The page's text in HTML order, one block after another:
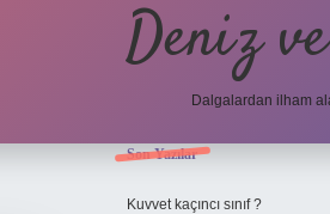
Deniz
Dalgalardan ilham
Sidebar
Son Yazılar
Kuvvet kaçıncı sınıf ?
ilbet yeni giriş